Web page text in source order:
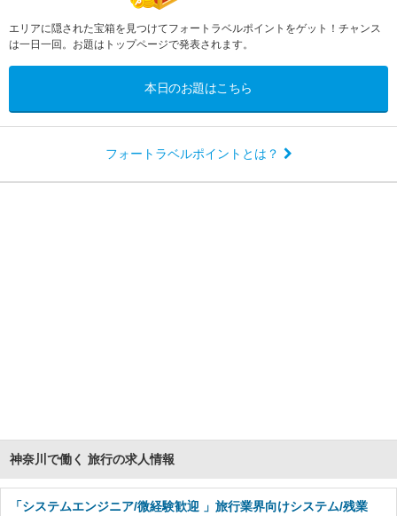
エリアに隠された宝箱を見つけてフォートラベルポイントをゲット！チャンス
は一日一回。お題はトップページで発表されます。
本日のお題はこちら
フォートラベルポイントとは？
神奈川で働く 旅行の求人情報
「システムエンジニア/微経験歓迎 」旅行業界向けシステム/残業